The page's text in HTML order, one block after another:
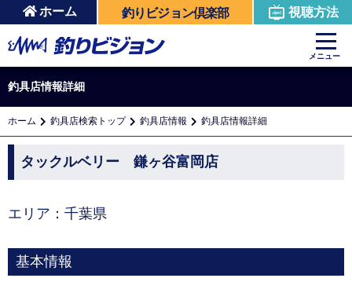
ホーム 釣りビジョン倶楽部 視聴方法
メニュー
釣具店情報詳細
ホーム 釣具店検索トップ 釣具店情報 釣具店情報詳細
タックルベリー 鎌ヶ谷富岡店
エリア：千葉県
基本情報